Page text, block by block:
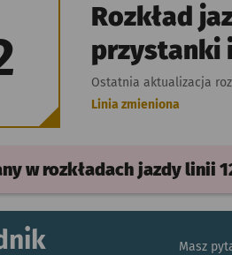
Rozkład
przystanki
Ostatnia aktualizacja
Linia zmieniona
w rozkładach jazdylinii
Masz